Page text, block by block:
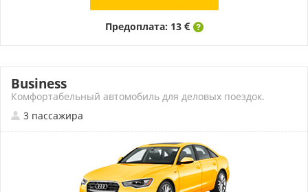
Предоплата: 13
Business
Комфортабельный автомобиль для деловых поездок.
3 пассажира